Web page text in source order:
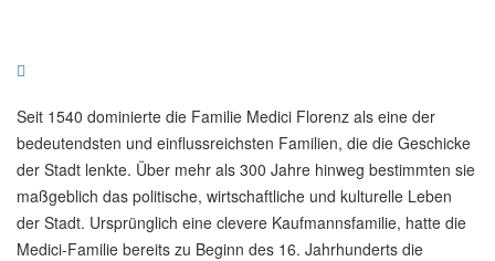
Seit 1540 dominierte die Familie Medici Florenz als eine der
bedeutendsten und einflussreichsten Familien, die die Geschicke
der Stadt lenkte. Über mehr als 300 Jahre hinweg bestimmten sie
maßgeblich das politische, wirtschaftliche und kulturelle Leben
der Stadt. Ursprünglich eine clevere Kaufmannsfamilie, hatte die
Medici-Familie bereits zu Beginn des 16. Jahrhunderts die